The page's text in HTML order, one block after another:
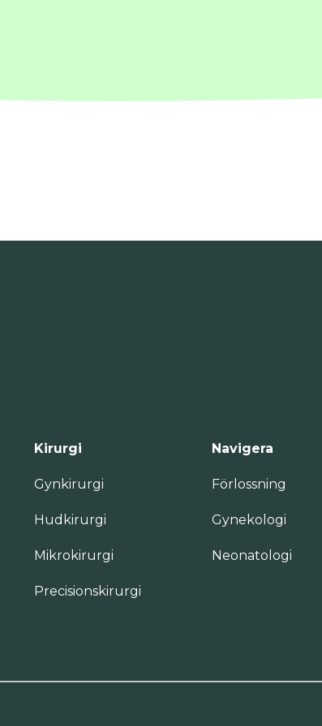
Kirurgi
Gynkirurgi
Hudkirurgi
Mikrokirurgi
Precisionskirurgi
Navigera
Förlossning
Gynekologi
Neonatologi